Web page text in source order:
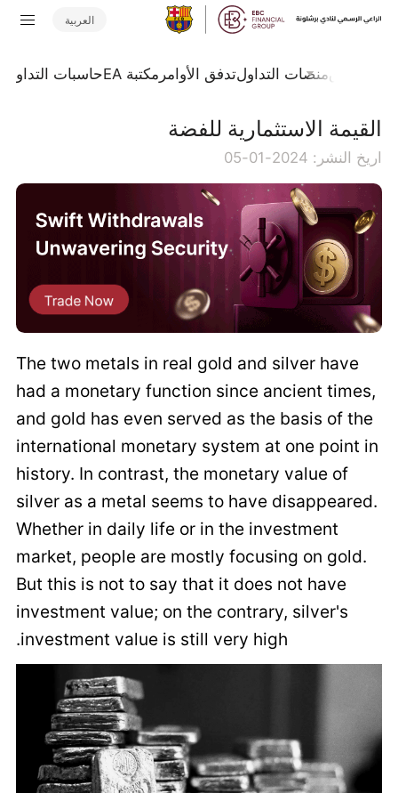
العربية
السوقمنصات التداولتدفق الأوامر مكتبة EA حاسبات التداول
القيمة الاستثمارية للفضة
اريخ النشر: 2024-01-05
The two metals in real gold and silver have
had a monetary function since ancient times,
and gold has even served as the basis of the
international monetary system at one point in
history. In contrast, the monetary value of
silver as a metal seems to have disappeared.
Whether in daily life or in the investment
market, people are mostly focusing on gold.
But this is not to say that it does not have
investment value; on the contrary, silver's
investment value is still very high.